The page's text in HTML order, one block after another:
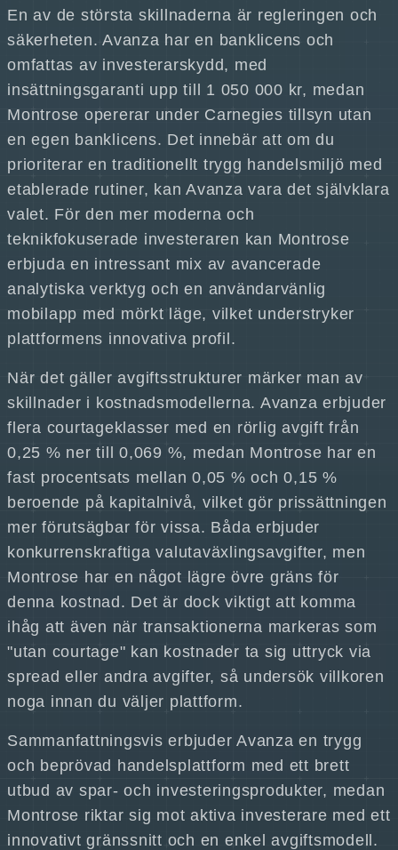
En av de största skillnaderna är regleringen och
säkerheten. Avanza har en banklicens och
omfattas av investerarskydd, med
insättningsgaranti upp till 1 050 000 kr, medan
Montrose opererar under Carnegies tillsyn utan
en egen banklicens. Det innebär att om du
prioriterar en traditionellt trygg handelsmiljö med
etablerade rutiner, kan Avanza vara det självklara
valet. För den mer moderna och
teknikfokuserade investeraren kan Montrose
erbjuda en intressant mix av avancerade
analytiska verktyg och en användarvänlig
mobilapp med mörkt läge, vilket understryker
plattformens innovativa profil.
När det gäller avgiftsstrukturer märker man av
skillnader i kostnadsmodellerna. Avanza erbjuder
flera courtageklasser med en rörlig avgift från
0,25 % ner till 0,069 %, medan Montrose har en
fast procentsats mellan 0,05 % och 0,15 %
beroende på kapitalnivå, vilket gör prissättningen
mer förutsägbar för vissa. Båda erbjuder
konkurrenskraftiga valutaväxlingsavgifter, men
Montrose har en något lägre övre gräns för
denna kostnad. Det är dock viktigt att komma
ihåg att även när transaktionerna markeras som
"utan courtage" kan kostnader ta sig uttryck via
spread eller andra avgifter, så undersök villkoren
noga innan du väljer plattform.
Sammanfattningsvis erbjuder Avanza en trygg
och beprövad handelsplattform med ett brett
utbud av spar- och investeringsprodukter, medan
Montrose riktar sig mot aktiva investerare med ett
innovativt gränssnitt och en enkel avgiftsmodell.